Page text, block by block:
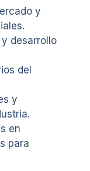
y
desarrollo
del
y
en
para